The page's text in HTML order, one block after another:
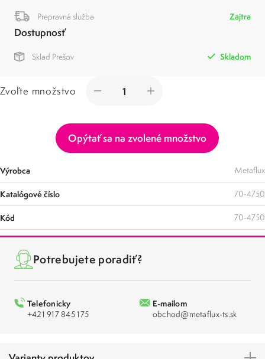
Prepravná služba Zajtra
Dostupnosť
Sklad Prešov Skladom
Zvoľte množstvo
Opýtať sa na zvolené množstvo
Výrobca Metaflux
Katalógové číslo 70-4750
Kód 70-4750
Potrebujete poradiť?
Telefonicky
+421 917 845 175
E-mailom
obchod@metaflux-ts.sk